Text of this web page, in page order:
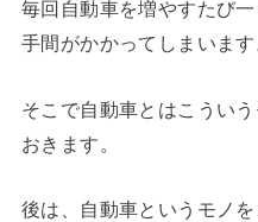
毎回自動車を増やすたび
手間がかかってしまいます
そこで自動車とはこうい
おきます。
後は、自動車というモノ